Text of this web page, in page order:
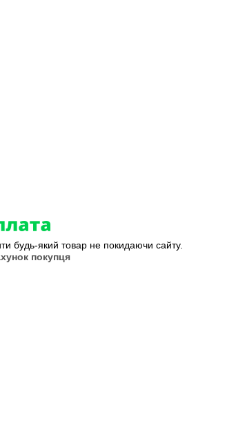
будь-який товар не покидаючи сайту.
покупця